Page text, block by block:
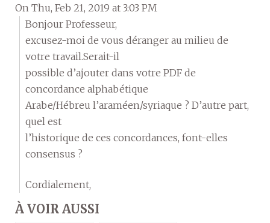
On Thu, Feb 21, 2019 at 3:03 PM
Bonjour Professeur,
excusez-moi de vous déranger au milieu de
votre travail.Serait-il
possible d’ajouter dans votre PDF de
concordance alphabétique
Arabe/Hébreu l’araméen/syriaque ? D’autre part,
quel est
l’historique de ces concordances, font-elles
consensus ?
Cordialement,
À VOIR AUSSI